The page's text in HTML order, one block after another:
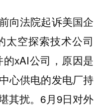
向法院起诉美国企
太空探索技术公司
的xAI公司，原因是
心供电的发电厂持
其扰。6月9日对外